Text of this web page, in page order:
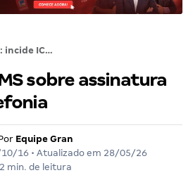
STF: incide ICMS sobre assinatura básica de telefonia
sobre assinatura
Equipe Gran
16 • Atualizado em 28/05/26
2 min. de leitura